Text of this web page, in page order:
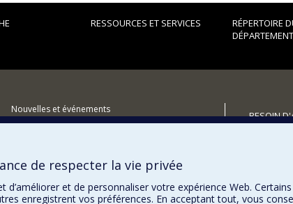
RESSOURCES ET SERVICES
RÉPERTOIRE
DÉPARTEMENT
Nouvelles et événements
BESOIN
de respecter la vie privée
d’améliorer et de personnaliser votre expérience Web.
enregistrent vos préférences. En acceptant tout, vous